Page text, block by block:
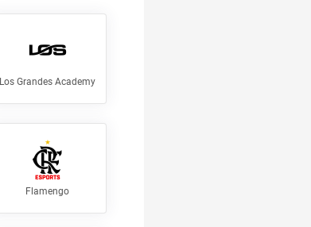
Los Grandes Academy
Flamengo